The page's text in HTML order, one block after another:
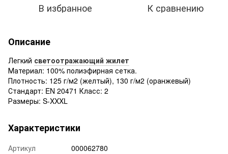
В избранное К сравнению
Описание
Легкий светоотражающий жилет
Материал: 100% полиэфирная сетка.
Плотность: 125 г/м2 (желтый), 130 г/м2 (оранжевый)
Стандарт: EN 20471 Класс: 2
Размеры: S-XXXL
Характеристики
Артикул
000062780